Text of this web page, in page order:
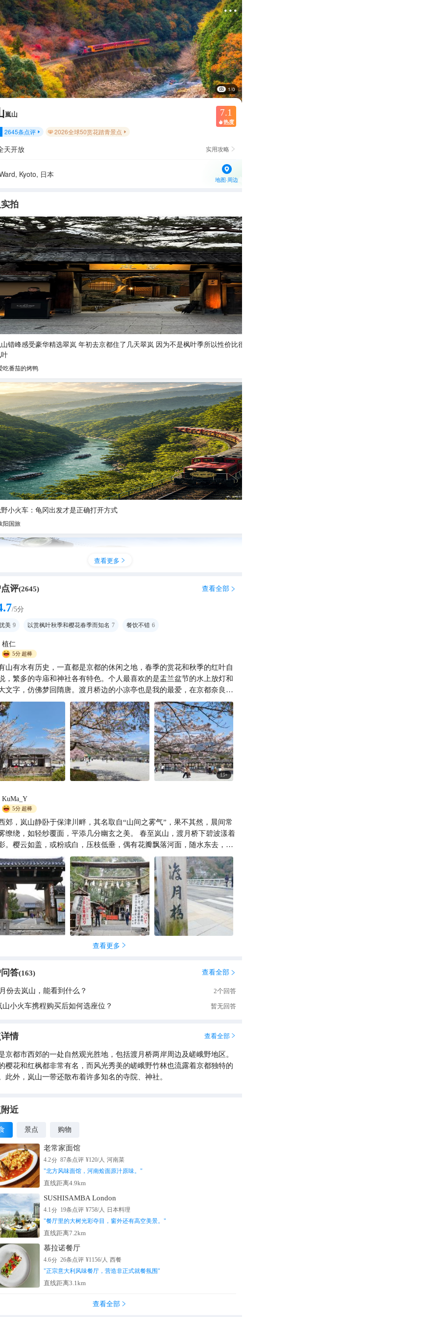

1/0
嵐山 7.1
 热度
2645条点评  2026全球50赏花踏青景点 
天开放 实用攻略 
Kyoto, 日本
地图·周边
拍
错峰感受豪华精选翠岚 年初去京都住了几天翠岚 因为不是枫叶季所以性价比很高 虽然没有满眼
吃番茄的烤鸭
小火车：龟冈出发才是正确打开方式
阳国旅
境！嵯峨野小火车与竹林，京都最诗意的半日
从西极来
查看更多 
评(2645) 查看全部 
/5分
美 9 以赏枫叶秋季和樱花春季而知名 7 餐饮不错 6
植仁
5分超棒
山有水有历史，一直都是京都的休闲之地，春季的赏花和秋季的红叶自
，繁多的寺庙和神社各有特色。个人最喜欢的是盂兰盆节的水上放灯和
文字，仿佛梦回隋唐。渡月桥边的小凉亭也是我的最爱，在京都奈良自
步道骑车十公里后喝喝水看看风景疲劳全消。
15+
KuMa_Y
5分超棒
郊，岚山静卧于保津川畔，其名取自“山间之雾气”，果不其然，晨间常
，如轻纱覆面，平添几分幽玄之美。 春至岚山，渡月桥下碧波漾着
。樱云如盖，或粉或白，压枝低垂，偶有花瓣飘落河面，随水东去，竟
绘中的场景活了过来。游人或撑舟溯流，或沿岸徐行，皆沉醉于这转瞬
美之中。嵯峨野的小火车呜呜穿行山间，车窗框出一幅幅流动的画。 秋
则另有一番气象。山色由绿转红，层层叠叠，如火如荼。常寂光寺的石
叶所覆，踏上去沙沙作响，仿佛大地自身的叹息。竹林小径幽深，竹梢
声如碎玉，阳光从间隙漏下，斑驳陆离。此处清寂，与不远处观光客的
对照，一动一静，一闹一寂，居然和谐共存。 山中有庙，庙里有僧。
的枯山水庭院总见一二僧人执帚扫落叶，动作舒缓而富有禅意。他们扫
是落叶，分明是人心中的尘垢。偶有钟声从大悲阁传来，悠长沉厚，惊
妪跪坐奉茶，抹茶的苦香与和果子的甘甜在舌间交织，竟品出岁月静好
而那份闲寂之美始终如一，教人忘却尘世烦忧，只想化作山间一缕雾，
片叶，随自然生息。
查看更多 
答(163) 查看全部 
份去岚山，能看到什么？ 2个回答
山小火车携程购买后如何选座位？ 暂无回答
情 查看全部 
京都市西郊的一处自然观光胜地，包括渡月桥两岸周边及嵯峨野地区。
樱花和红枫都非常有名，而风光秀美的嵯峨野竹林也流露着京都独特的
此外，岚山一带还散布着许多知名的寺院、神社。
近
景点 购物
老常家面馆
4.2分 87条点评 ¥120/人 河南菜
"北方风味面馆，河南烩面原汁原味。 "
直线距离4.9km
SUSHISAMBA London
4.1 分 19条点评 ¥758/人
日本料理
"餐厅里的大树光彩夺目，窗外还有高空美景。 "
直线距离7.2km
慕拉诺餐厅
4.6分 26条点评 ¥1156/人 西餐
"正宗意大利风味餐厅，营造非正式就餐氛围"
直线距离3.1km
查看全部 